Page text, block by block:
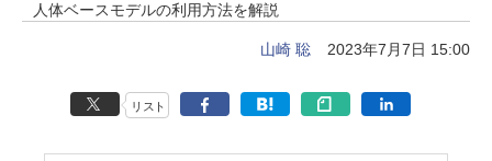
人体ベースモデルの利用方法を解説
山崎 聡 2023年7月7日 15:00
リスト